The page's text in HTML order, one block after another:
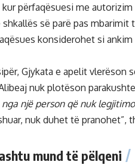
përfaqësuesi me
shkallës së parë pas
konsiderohet si
Gjykata e apelit vlerëson
nuk plotëson
nga një person që nuk
nuk duhet të pranohet”,
mund të pëlqeni